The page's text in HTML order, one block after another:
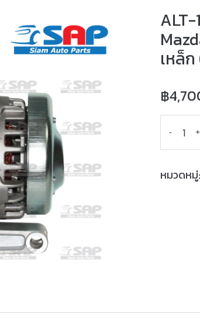
ALT-
เหล็
฿
- +
หมวดหมู่: